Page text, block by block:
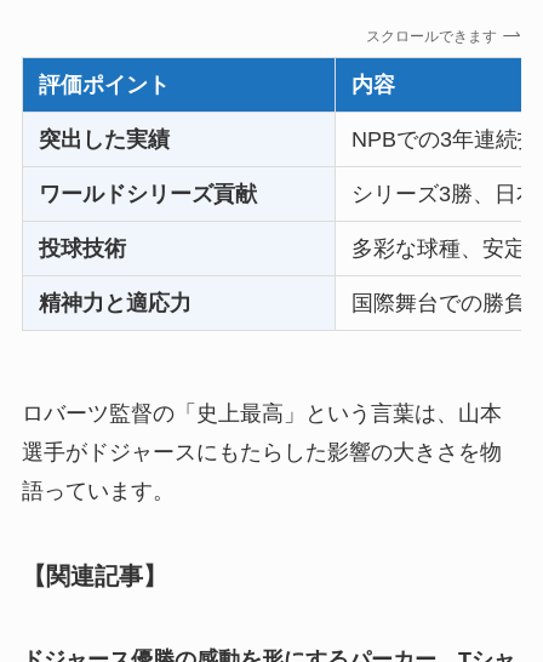
スクロールできます
評価ポイント 内容
突出した実績 NPBでの3年連続
ワールドシリーズ貢献 シリーズ3勝、日
投球技術 多彩な球種、安定
精神力と適応力 国際舞台での勝負
ロバーツ監督の「史上最高」という言葉は、山本
選手がドジャースにもたらした影響の大きさを物
語っています。
【関連記事】